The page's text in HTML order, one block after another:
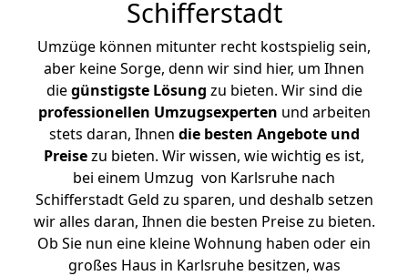
Schifferstadt
Umzüge können mitunter recht kostspielig sein,
aber keine Sorge, denn wir sind hier, um Ihnen
diegünstigste Lösung zu bieten. Wir sind die
professionellen Umzugsexperten und arbeiten
stets daran, Ihnen die besten Angebote und
Preisezu bieten. Wir wissen, wie wichtig es ist,
bei einem Umzug von Karlsruhe nach
Schifferstadt Geld zu sparen, und deshalb setzen
wir alles daran, Ihnen die besten Preise zu bieten.
Ob Sie nun eine kleine Wohnung haben oder ein
großes Haus in Karlsruhe besitzen, was